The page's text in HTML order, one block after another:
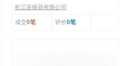
长江连接器有限公司
成交0笔 评价0笔